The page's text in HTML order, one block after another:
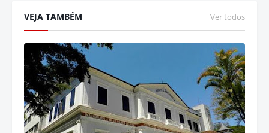
VEJA TAMBÉM Ver todos